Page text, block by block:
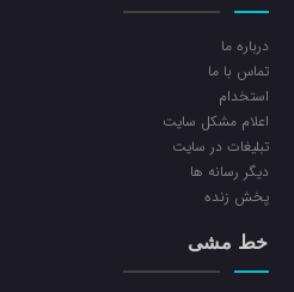
درباره ما
تماس با ما
استخدام
اعلام مشکل سایت
تبلیغات در سایت
ديگر رسانه ها
پخش زنده
خط مشی